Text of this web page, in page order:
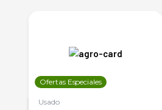
Ofertas Especiales
Usado